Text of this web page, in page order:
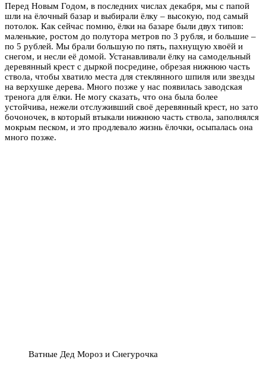
Перед Новым Годом, в последних числах декабря, мы с папой
шли на ёлочный базар и выбирали ёлку – высокую, под самый
потолок. Как сейчас помню, ёлки на базаре были двух типов:
маленькие, ростом до полутора метров по 3 рубля, и большие –
по 5 рублей. Мы брали большую по пять, пахнущую хвоёй и
снегом, и несли её домой. Устанавливали ёлку на самодельный
деревянный крест с дыркой посредине, обрезая нижнюю часть
ствола, чтобы хватило места для стеклянного шпиля или звезды
на верхушке дерева. Много позже у нас появилась заводская
тренога для ёлки. Не могу сказать, что она была более
устойчива, нежели отслуживший своё деревянный крест, но зато
бочоночек, в который втыкали нижнюю часть ствола, заполнялся
мокрым песком, и это продлевало жизнь ёлочки, осыпалась она
много позже.
Ватные Дед Мороз и Снегурочка